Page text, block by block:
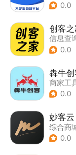
0.0
创客之
信息查
0.0
犇牛创
商家工
0.0
妙客云
综合商
0.0